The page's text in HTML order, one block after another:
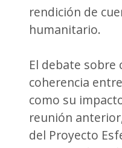
rendición de
humanitario.
El debate sobre
coherencia
como su
reunión
del Proyecto